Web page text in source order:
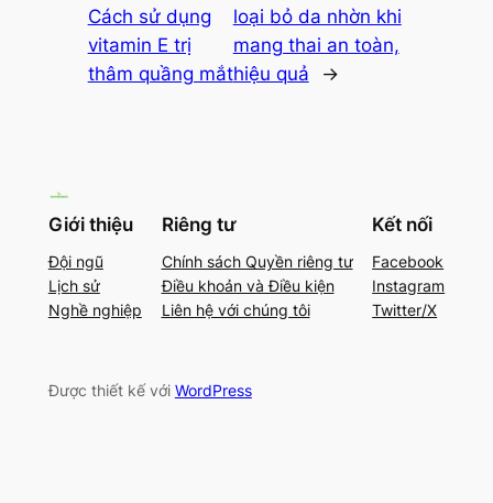
Cách sử dụng
vitamin E trị
thâm quầng mắt
loại bỏ da nhờn khi
mang thai an toàn,
hiệu quả
→
Giới thiệu
Đội ngũ
Lịch sử
Nghề nghiệp
Riêng tư
Chính sách Quyền riêng tư
Điều khoản và Điều kiện
Liên hệ với chúng tôi
Kết nối
Facebook
Instagram
Twitter/X
Được thiết kế với WordPress